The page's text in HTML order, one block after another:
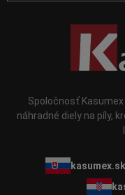
Spoločnosť
náhradné diely na píly,
kasumex.sk